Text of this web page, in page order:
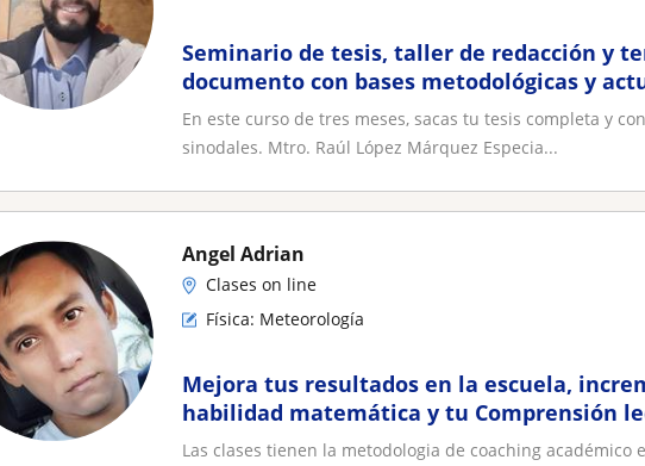
Seminario de tesis, taller de redacción y
documento con bases metodológicas y
APA 7
En este curso de tres meses, sacas tu tesis completa y
sinodales. Mtro. Raúl López Márquez Especia...
Angel Adrian
Clases on line
Física: Meteorología
Mejora tus resultados en la escuela,
habilidad matemática y tu Comprensión
desarrollando técnicas de apr
Las clases tienen la metodologia de coaching académico